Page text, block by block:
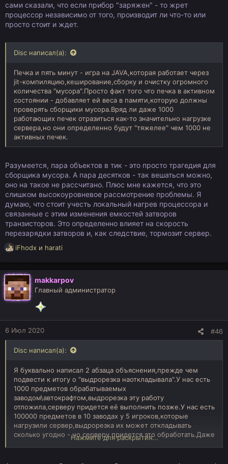
сами сказали, что если прибор "заряжен" - то жрет
процессор независимо от того, производит ли что-то или
просто стоит и ждет.
Disc написал(а):
Печка и пять минут - игра на JAVA,которая работает через
jit-компиляцию,кеширование,сборку и очистку огромного
количества "мусора".Просто факт того что печка в активном
состоянии - добавляет ей веса в памяти,которую должны
проверять сборщики мусора.Вряд ли даже 1000
работающих печек отразиться как-то значительно нагрузке
сервера,но они определенно будут "тяжелее" чем 1000 не
активных печек.
Разумеется, пара объектов в тик - это просто трагедия для
сборщика мусора. А пара десятков - так вешаться можно,
оно на такое не рассчитано. Плюс мне кажется, что это
слишком высокоуровневое рассмотрение проблемы. Я
думаю, что стоит учесть локальный нагрев процессора и
связанные с этим изменения емкостей затворов
транзисторов. Это определенно влияет на скорость
перезарядки затворов и, как следствие, тормозит сервер.
Р
к
ц
и
и
iFhodx и harati
makkarpov
Главный администратор
6 Июл 2020 #46
Disc написал(а):
Я буквально написал 2 абзаца объяснения,прежде чем
подвести к итогу о "выдрорезка наоткладывала".У нас есть
1000 предметов обрабатываемых
заводом\автокрафтом,выдрорезка эту работу
отложила,серверу придется её выполнить позже.У нас есть
100000 предметов в 10 заводах у 5 игроков,которые
нагрузили сервер,выдрорезка их может откладывать
сколько угодно - но серверу придется это обработать.Даже
после того как выдрорезку отключили,даже после того как
обычной логики.
Нажмите для раскрытия...